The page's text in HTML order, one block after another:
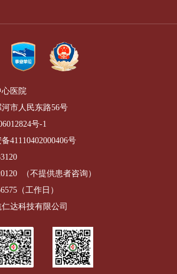
医院
市人民东路56号
号-1
41110402000406号
（不提供患者咨询）
（工作日）
达科技有限公司